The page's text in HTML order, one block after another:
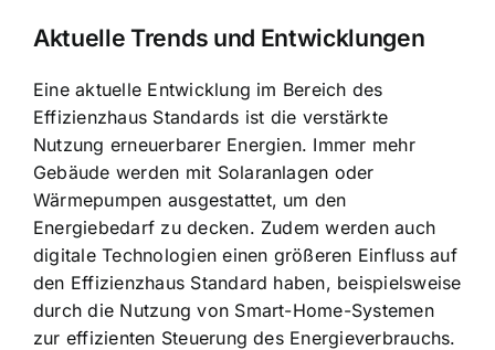
Aktuelle Trends und Entwicklungen
Eine aktuelle Entwicklung im Bereich des
Effizienzhaus Standards ist die verstärkte
Nutzung erneuerbarer Energien. Immer mehr
Gebäude werden mit Solaranlagen oder
Wärmepumpen ausgestattet, um den
Energiebedarf zu decken. Zudem werden auch
digitale Technologien einen größeren Einfluss auf
den Effizienzhaus Standard haben, beispielsweise
durch die Nutzung von Smart-Home-Systemen
zur effizienten Steuerung des Energieverbrauchs.